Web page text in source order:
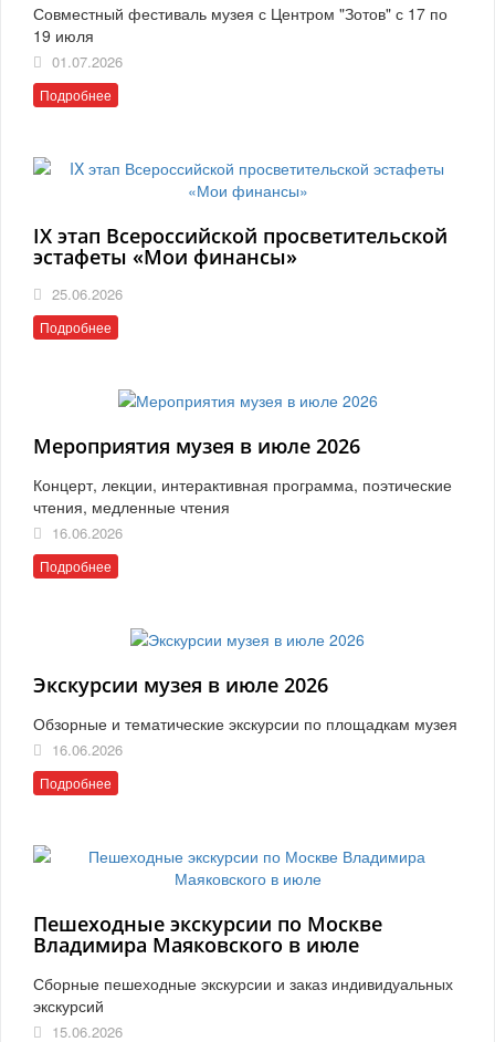
Совместный фестиваль музея с Центром "Зотов" с 17 по
19 июля
01.07.2026
Подробнее
IX этап Всероссийской просветительской
эстафеты «Мои финансы»
25.06.2026
Подробнее
Мероприятия музея в июле 2026
Концерт, лекции, интерактивная программа, поэтические
чтения, медленные чтения
16.06.2026
Подробнее
Экскурсии музея в июле 2026
Обзорные и тематические экскурсии по площадкам музея
16.06.2026
Подробнее
Пешеходные экскурсии по Москве
Владимира Маяковского в июле
Сборные пешеходные экскурсии и заказ индивидуальных
экскурсий
15.06.2026